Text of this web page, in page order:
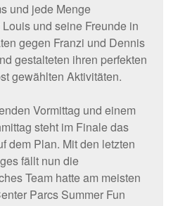
und jede Menge
und seine Freunde in
gegen Franzi und Dennis
gestalteten ihren perfekten
gewählten Aktivitäten.
Vormittag und einem
steht im Finale das
dem Plan. Mit den letzten
fällt nun die
Team hatte am meisten
Parcs Summer Fun